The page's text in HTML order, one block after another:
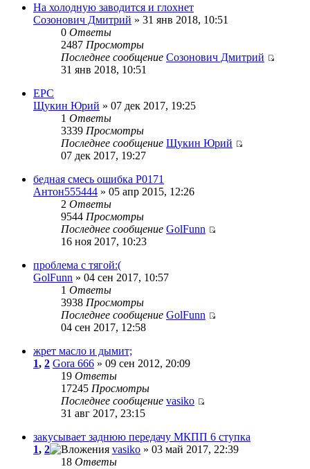
На холодную заводится и глохнет
Созонович Дмитрий » 31 янв 2018, 10:51
0 Ответы
2487 Просмотры
Последнее сообщение Созонович Дмитрий
31 янв 2018, 10:51
EPC
Щукин Юрий » 07 дек 2017, 19:25
1 Ответы
3339 Просмотры
Последнее сообщение Щукин Юрий
07 дек 2017, 19:27
бедная смесь ошибка Р0171
Антон555444 » 05 апр 2015, 12:26
2 Ответы
9544 Просмотры
Последнее сообщение GolFunn
16 ноя 2017, 10:23
проблема с тягой:(
GolFunn » 04 сен 2017, 10:57
1 Ответы
3938 Просмотры
Последнее сообщение GolFunn
04 сен 2017, 12:58
жрет масло и дымит;
1, 2 Gora 666 » 09 сен 2012, 20:09
19 Ответы
17245 Просмотры
Последнее сообщение vasiko
31 авг 2017, 23:15
закусывает заднюю передачу МКПП 6 ступка
1, 2 vasiko » 03 май 2017, 22:39
18 Ответы